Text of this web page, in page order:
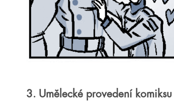
3. Umělecké provedení komiksu